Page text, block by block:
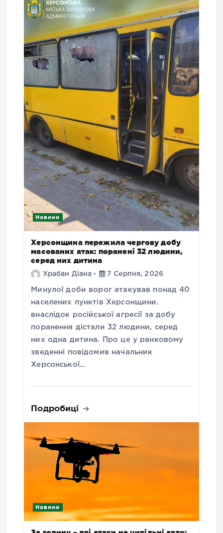
Новини
Херсонщина пережила чергову добу
масованих атак: поранені 32 людини,
серед них дитина
Храбан Діана 7 Серпня, 2026
Минулої доби ворог атакував понад 40
населених пунктів Херсонщини.
внаслідок російської агресії за добу
поранення дістали 32 людини, серед
них одна дитина. Про це у ранковому
зведенні повідомив начальник
Херсонської…
Подробиці
Новини